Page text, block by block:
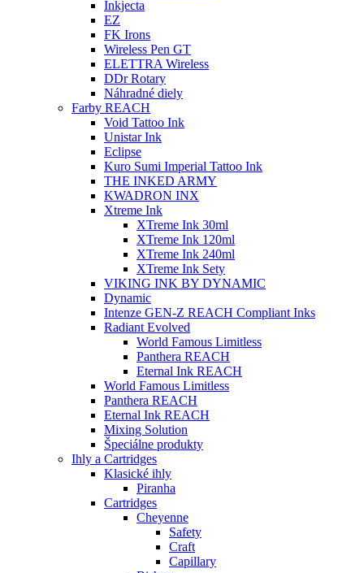
Inkjecta
EZ
FK Irons
Wireless Pen GT
ELETTRA Wireless
DDr Rotary
Náhradné diely
Farby REACH
Void Tattoo Ink
Unistar Ink
Eclipse
Kuro Sumi Imperial Tattoo Ink
THE INKED ARMY
KWADRON INX
Xtreme Ink
XTreme Ink 30ml
XTreme Ink 120ml
XTreme Ink 240ml
XTreme Ink Sety
VIKING INK BY DYNAMIC
Dynamic
Intenze GEN-Z REACH Compliant Inks
Radiant Evolved
World Famous Limitless
Panthera REACH
Eternal Ink REACH
World Famous Limitless
Panthera REACH
Eternal Ink REACH
Mixing Solution
Špeciálne produkty
Ihly a Cartridges
Klasické ihly
Piranha
Cartridges
Cheyenne
Safety
Craft
Capillary